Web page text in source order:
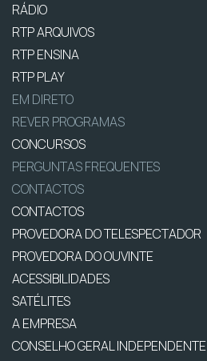
RÁDIO
RTP ARQUIVOS
RTP ENSINA
RTP PLAY
EM DIRETO
REVER PROGRAMAS
CONCURSOS
PERGUNTAS FREQUENTES
CONTACTOS
CONTACTOS
PROVEDORA DO TELESPECTADOR
PROVEDORA DO OUVINTE
ACESSIBILIDADES
SATÉLITES
A EMPRESA
CONSELHO GERAL INDEPENDENTE